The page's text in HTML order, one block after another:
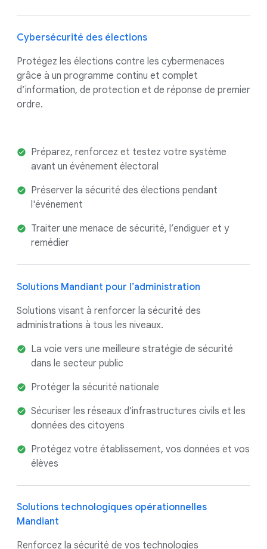
Cybersécurité des élections
Protégez les élections contre les cybermenaces
grâce à un programme continu et complet
d’information, de protection et de réponse de premier
ordre.
Préparez, renforcez et testez votre système
avant un événement électoral
Préserver la sécurité des élections pendant
l'événement
Traiter une menace de sécurité, l’endiguer et y
remédier
Solutions Mandiant pour l’administration
Solutions visant à renforcer la sécurité des
administrations à tous les niveaux.
La voie vers une meilleure stratégie de sécurité
dans le secteur public
Protéger la sécurité nationale
Sécuriser les réseaux d'infrastructures civils et les
données des citoyens
Protégez votre établissement, vos données et vos
élèves
Solutions technologiques opérationnelles
Mandiant
Renforcez la sécurité de vos technologies